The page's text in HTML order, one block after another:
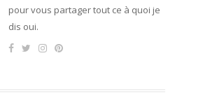
pour vous partager tout ce à quoi je
dis oui.